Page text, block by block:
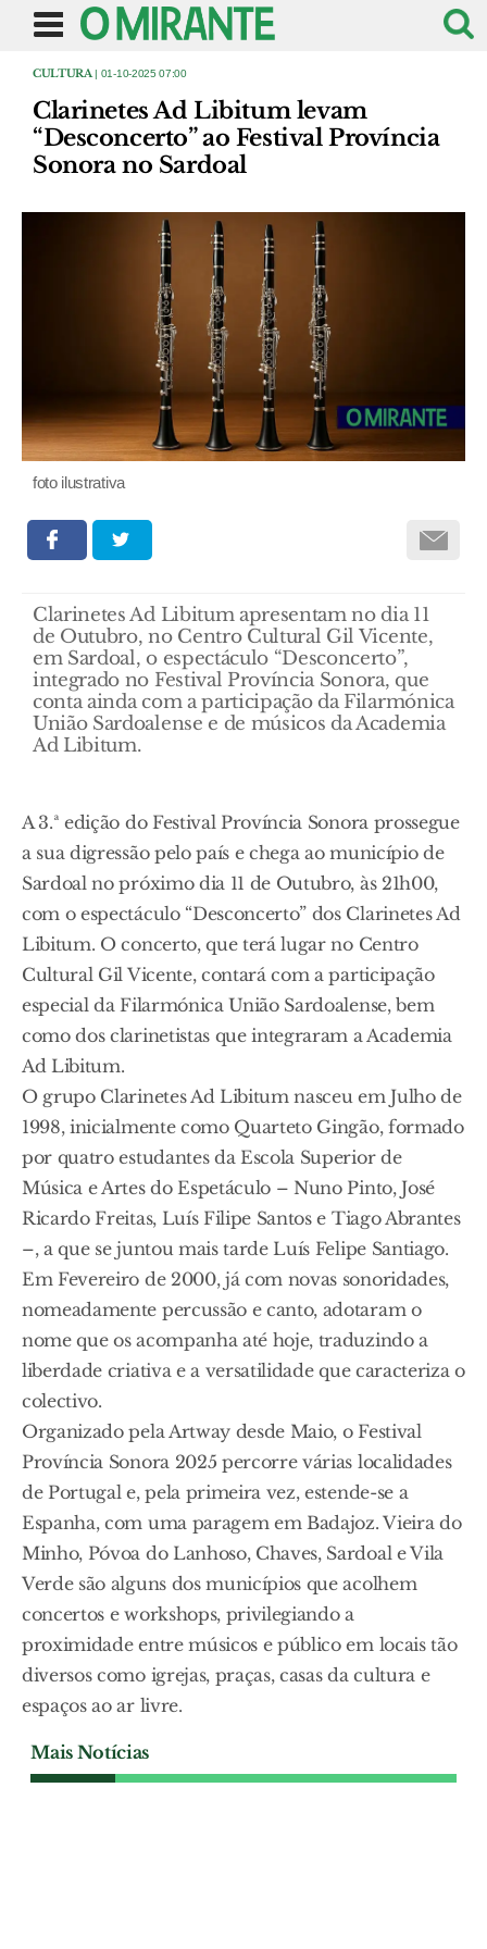
CULTURA | 01-10-2025 07:00
Clarinetes Ad Libitum levam
“Desconcerto” ao Festival Província
Sonora no Sardoal
foto ilustrativa
Clarinetes Ad Libitum apresentam no dia 11
de Outubro, no Centro Cultural Gil Vicente,
em Sardoal, o espectáculo “Desconcerto”,
integrado no Festival Província Sonora, que
conta ainda com a participação da Filarmónica
União Sardoalense e de músicos da Academia
Ad Libitum.
A 3.ª edição do Festival Província Sonora prossegue
a sua digressão pelo país e chega ao município de
Sardoal no próximo dia 11 de Outubro, às 21h00,
com o espectáculo “Desconcerto” dos Clarinetes Ad
Libitum. O concerto, que terá lugar no Centro
Cultural Gil Vicente, contará com a participação
especial da Filarmónica União Sardoalense, bem
como dos clarinetistas que integraram a Academia
Ad Libitum.
O grupo Clarinetes Ad Libitum nasceu em Julho de
1998, inicialmente como Quarteto Gingão, formado
por quatro estudantes da Escola Superior de
Música e Artes do Espetáculo – Nuno Pinto, José
Ricardo Freitas, Luís Filipe Santos e Tiago Abrantes
–, a que se juntou mais tarde Luís Felipe Santiago.
Em Fevereiro de 2000, já com novas sonoridades,
nomeadamente percussão e canto, adotaram o
nome que os acompanha até hoje, traduzindo a
liberdade criativa e a versatilidade que caracteriza o
colectivo.
Organizado pela Artway desde Maio, o Festival
Província Sonora 2025 percorre várias localidades
de Portugal e, pela primeira vez, estende-se a
Espanha, com uma paragem em Badajoz. Vieira do
Minho, Póvoa do Lanhoso, Chaves, Sardoal e Vila
Verde são alguns dos municípios que acolhem
concertos e workshops, privilegiando a
proximidade entre músicos e público em locais tão
diversos como igrejas, praças, casas da cultura e
espaços ao ar livre.
Mais Notícias